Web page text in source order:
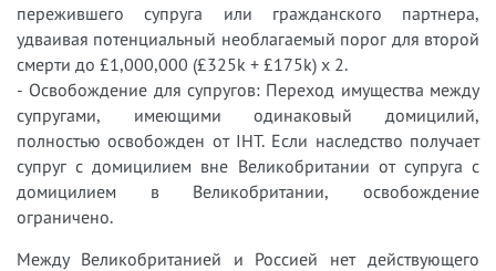
пережившего супруга или гражданского партнера,
удваивая потенциальный необлагаемый порог для второй
смерти до £1,000,000 (£325k + £175k) x 2.
- Освобождение для супругов: Переход имущества между
супругами, имеющими одинаковый домицилий,
полностью освобожден от IHT. Если наследство получает
супруг с домицилием вне Великобритании от супруга с
домицилием в Великобритании, освобождение
ограничено.
Между Великобританией и Россией нет действующего